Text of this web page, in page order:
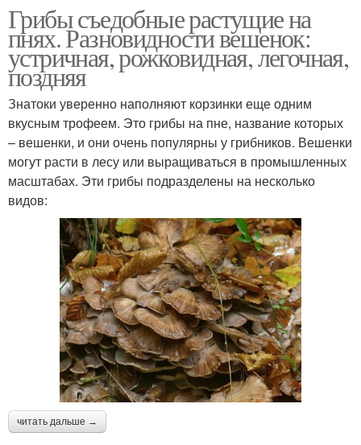
Грибы съедобные растущие на
пнях. Разновидности вешенок:
устричная, рожковидная, легочная,
поздняя
Знатоки уверенно наполняют корзинки еще одним
вкусным трофеем. Это грибы на пне, название которых
– вешенки, и они очень популярны у грибников. Вешенки
могут расти в лесу или выращиваться в промышленных
масштабах. Эти грибы подразделены на несколько
видов:
читать дальше →